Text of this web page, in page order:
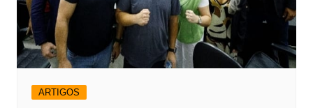
ARTIGOS